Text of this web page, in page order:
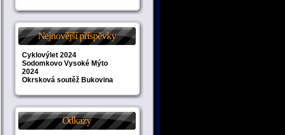
Nejnovější příspěvky
Cyklovýlet 2024
Sodomkovo Vysoké Mýto
2024
Okrsková soutěž Bukovina
Odkazy